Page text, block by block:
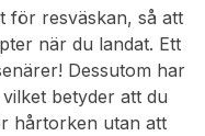
för resväskan, så att
när du landat. Ett
Dessutom har
betyder att du
hårtorken utan att